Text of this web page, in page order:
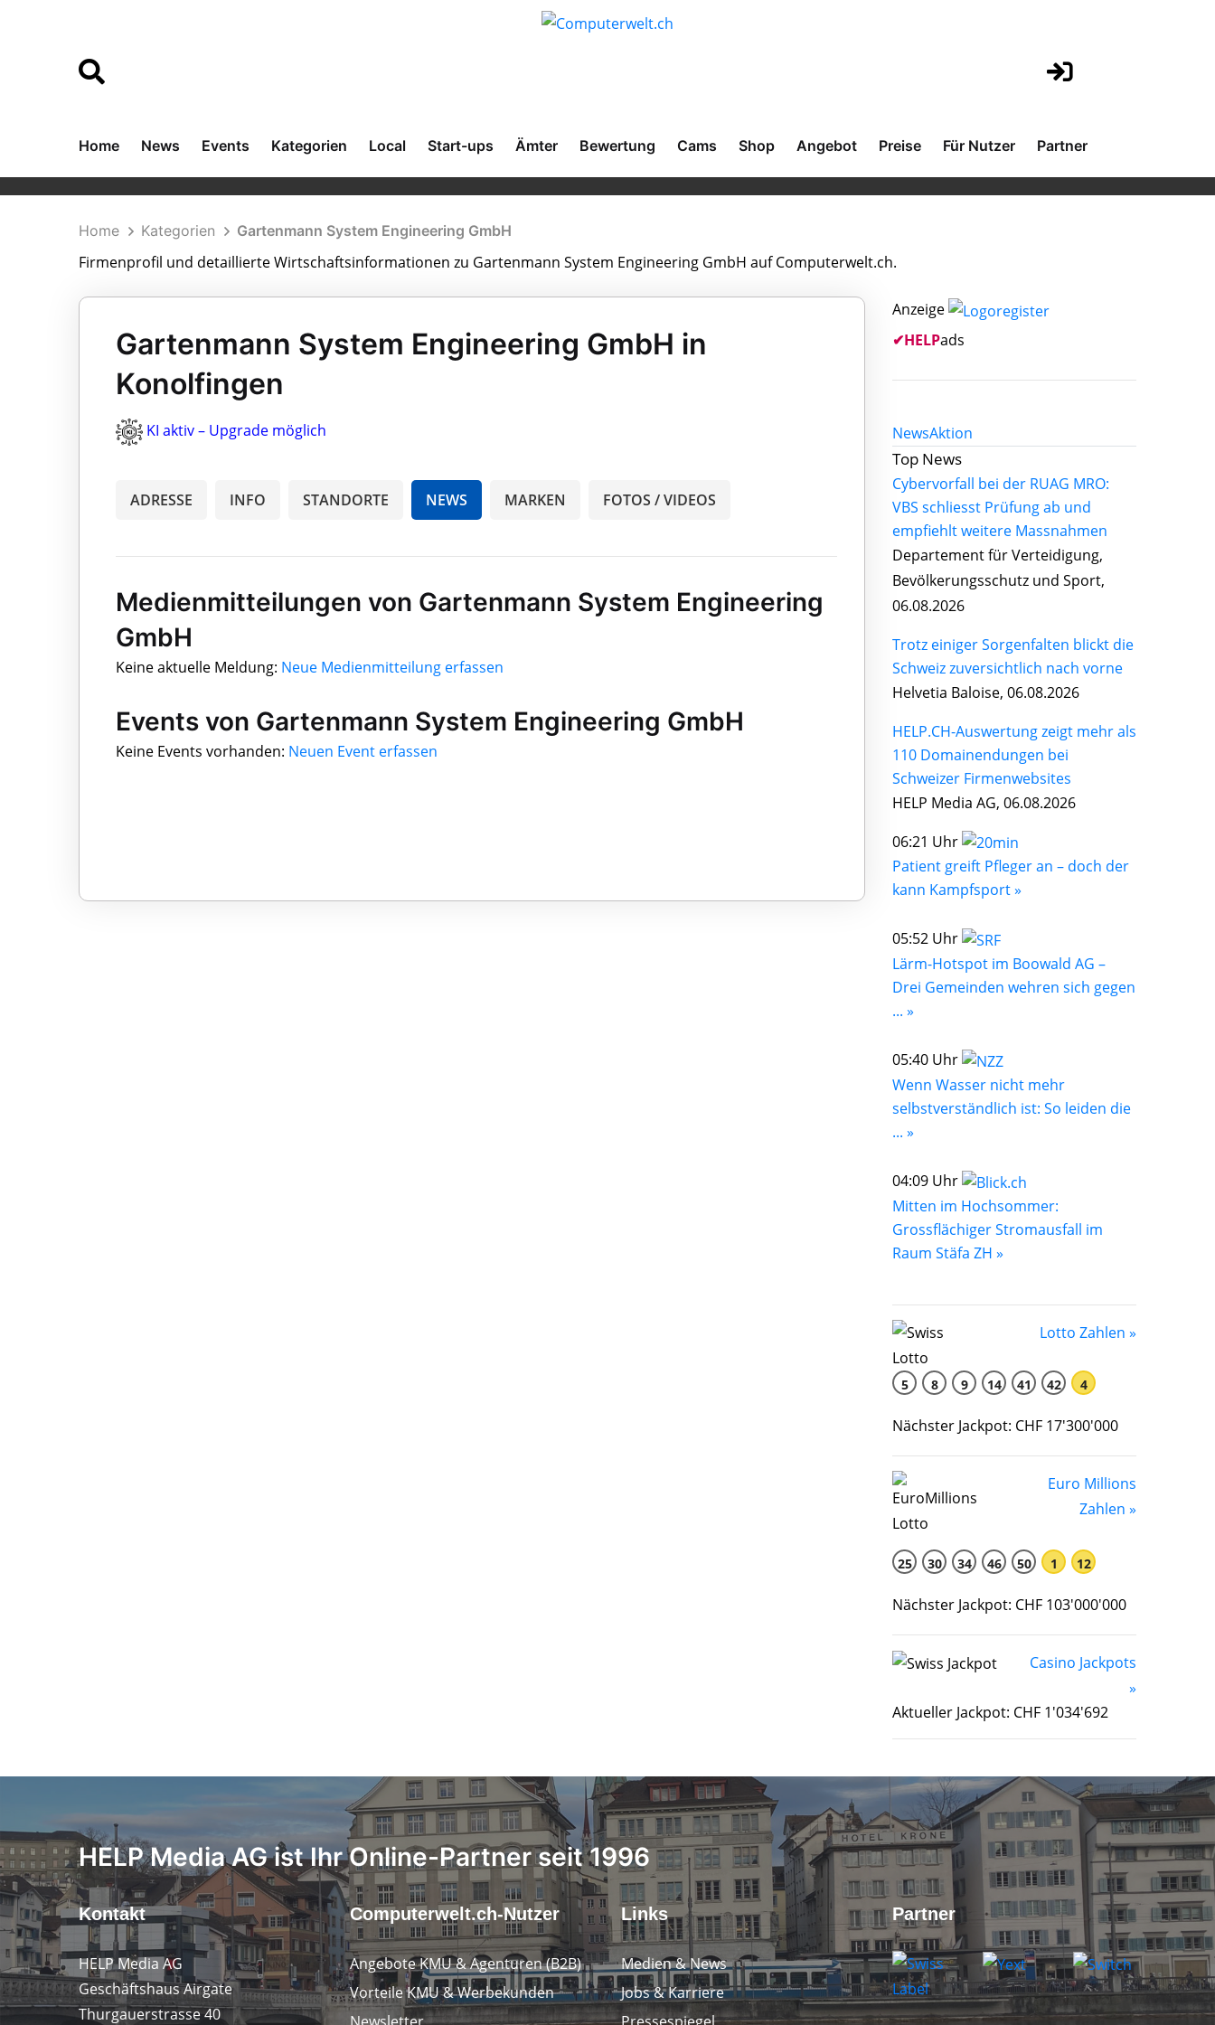
Home News Events Kategorien Local Start-ups Ämter Bewertung Cams Shop Angebot Preise Für Nutzer Partner
Home Kategorien Gartenmann System Engineering GmbH
Firmenprofil und detaillierte Wirtschaftsinformationen zu Gartenmann System Engineering GmbH auf Computerwelt.ch.
Gartenmann System Engineering GmbH in
Konolfingen
KI aktiv – Upgrade möglich
ADRESSE INFO STANDORTE NEWS MARKEN FOTOS / VIDEOS
Medienmitteilungen von Gartenmann System Engineering
GmbH
Keine aktuelle Meldung: Neue Medienmitteilung erfassen
Events von Gartenmann System Engineering GmbH
Keine Events vorhanden: Neuen Event erfassen
Anzeige
✔HELPads
NewsAktion
Top News
Cybervorfall bei der RUAG MRO:
VBS schliesst Prüfung ab und
empfiehlt weitere Massnahmen
Departement für Verteidigung,
Bevölkerungsschutz und Sport,
06.08.2026
Trotz einiger Sorgenfalten blickt die
Schweiz zuversichtlich nach vorne
Helvetia Baloise, 06.08.2026
HELP.CH-Auswertung zeigt mehr als
110 Domainendungen bei
Schweizer Firmenwebsites
HELP Media AG, 06.08.2026
06:21 Uhr
Patient greift Pfleger an – doch der
kann Kampfsport »
05:52 Uhr
Lärm-Hotspot im Boowald AG –
Drei Gemeinden wehren sich gegen
... »
05:40 Uhr
Wenn Wasser nicht mehr
selbstverständlich ist: So leiden die
... »
04:09 Uhr
Mitten im Hochsommer:
Grossflächiger Stromausfall im
Raum Stäfa ZH »
Lotto Zahlen »
5 8 9 14 41 42 4
Nächster Jackpot: CHF 17'300'000
Euro Millions
Zahlen »
25 30 34 46 50 1 12
Nächster Jackpot: CHF 103'000'000
Casino Jackpots
»
Aktueller Jackpot: CHF 1'034'692
HELP Media AG ist Ihr Online-Partner seit 1996
Kontakt
HELP Media AG
Geschäftshaus Airgate
Thurgauerstrasse 40
Computerwelt.ch-Nutzer
Angebote KMU & Agenturen (B2B)
Vorteile KMU & Werbekunden
Newsletter
Links
Medien & News
Jobs & Karriere
Pressespiegel
Partner